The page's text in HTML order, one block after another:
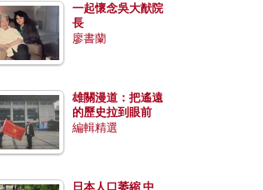
一起懷念吳大猷院
長
廖書蘭
雄關漫道：把遙遠
的歷史拉到眼前
編輯精選
日本人口萎縮 中